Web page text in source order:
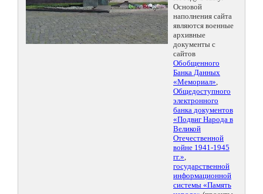
Основой
наполнения сайта
являются военные
архивные
документы с
сайтов
Обобщенного
Банка Данных
«Мемориал»,
Общедоступного
электронного
банка документов
«Подвиг Народа в
Великой
Отечественной
войне 1941-1945
гг.»,
государственной
информационной
системы «Память